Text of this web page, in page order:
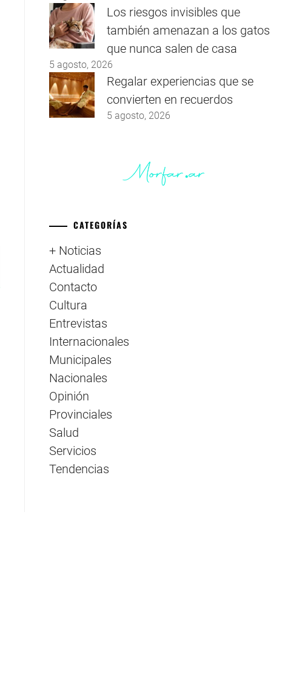
Los riesgos invisibles que
también amenazan a los gatos
que nunca salen de casa
5 agosto, 2026
Regalar experiencias que se
convierten en recuerdos
5 agosto, 2026
CATEGORÍAS
+ Noticias
Actualidad
Contacto
Cultura
Entrevistas
Internacionales
Municipales
Nacionales
Opinión
Provinciales
Salud
Servicios
Tendencias